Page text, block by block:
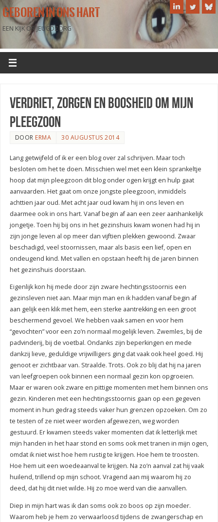
GEBOREN IN ONS HART
EEN KIJK OP JEUGDZORG
verdriet, zorgen en boosheid om mijn
pleegzoon
DOOR ERMA 30 AUGUSTUS 2014
Lang getwijfeld of ik er een blog over zal schrijven. Maar toch
besloten om het te doen. Misschien wel met een klein sprankeltje
hoop dat mijn pleegzoon dit blog onder ogen krijgt en hulp gaat
aanvaarden. Het gaat om onze jongste pleegzoon, inmiddels
achttien jaar oud. Met acht jaar oud kwam hij in ons leven en
daarmee ook in ons hart. Vanaf begin af aan een zeer aanhankelijk
jongetje. Toen hij bij ons in het gezinshuis kwam wonen had hij in
zijn jonge leven al op meer dan vijftien plekken gewoond. Zwaar
beschadigd, veel stoornissen, maar als basis een lief, open en
ondeugend kind. Met vallen en opstaan heeft hij de jaren binnen
het gezinshuis doorstaan.
Eigenlijk kon hij mede door zijn zware hechtingsstoornis een
gezinsleven niet aan. Maar mijn man en ik hadden vanaf begin af
aan gelijk een klik met hem, een sterke aantrekking en een groot
beschermend gevoel. We hebben vaak samen en voor hem
“gevochten” voor een zo’n normaal mogelijk leven. Zwemles, bij de
padvinderij, bij de voetbal. Ondanks zijn beperkingen en mede
dankzij lieve, geduldige vrijwilligers ging dat vaak ook heel goed. Hij
genoot er zichtbaar van. Straalde. Trots. Ook zo blij dat hij na jaren
van leefgroepen ook binnen een normaal gezin kon opgroeien.
Maar er waren ook zware en pittige momenten met hem binnen ons
gezin. Kinderen met een hechtingsstoornis gaan op een gegeven
moment in hun gedrag steeds vaker hun grenzen opzoeken. Om zo
te testen of ze niet weer worden afgewezen, weg worden
gestuurd. Er kwamen steeds vaker momenten dat ik letterlijk met
mijn handen in het haar stond en soms ook met tranen in mijn ogen,
omdat ik niet wist hoe hem rustig te krijgen. Hoe hem te troosten.
Hoe hem uit een woedeaanval te krijgen. Na zo’n aanval zat hij vaak
huilend, trillend op mijn schoot. Vragend aan mij waarom hij zo
deed, dat hij dit niet wilde. Hij zo moe werd van die aanvallen.
Diep in mijn hart was ik dan soms ook zo boos op zijn moeder.
Waarom heb je hem zo verwaarloosd tijdens de zwangerschap en